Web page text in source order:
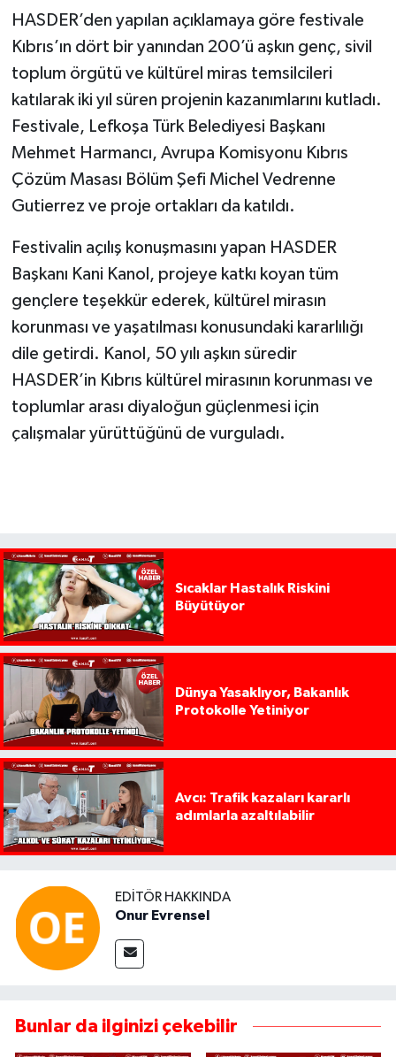
HASDER’den yapılan açıklamaya göre festivale
Kıbrıs’ın dört bir yanından 200’ü aşkın genç, sivil
toplum örgütü ve kültürel miras temsilcileri
katılarak iki yıl süren projenin kazanımlarını kutladı.
Festivale, Lefkoşa Türk Belediyesi Başkanı
Mehmet Harmancı, Avrupa Komisyonu Kıbrıs
Çözüm Masası Bölüm Şefi Michel Vedrenne
Gutierrez ve proje ortakları da katıldı.
Festivalin açılış konuşmasını yapan HASDER
Başkanı Kani Kanol, projeye katkı koyan tüm
gençlere teşekkür ederek, kültürel mirasın
korunması ve yaşatılması konusundaki kararlılığı
dile getirdi. Kanol, 50 yılı aşkın süredir
HASDER’in Kıbrıs kültürel mirasının korunması ve
toplumlar arası diyaloğun güçlenmesi için
çalışmalar yürüttüğünü de vurguladı.
Sıcaklar Hastalık Riskini
Büyütüyor
Dünya Yasaklıyor, Bakanlık
Protokolle Yetiniyor
Avcı: Trafik kazaları kararlı
adımlarla azaltılabilir
EDITÖR HAKKINDA
Onur Evrensel
Bunlar da ilginizi çekebilir